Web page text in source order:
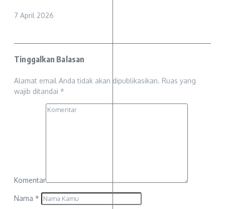
7 April 2026
Tinggalkan Balasan
Alamat email Anda tidak akan dipublikasikan. Ruas yang
wajib ditandai *
Komentar
Nama *